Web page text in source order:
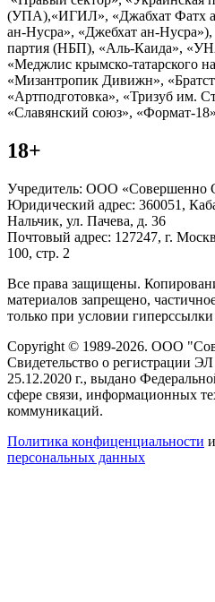
(УПА),«ИГИЛ», «Джабхат Фатх
ан-Нусра», «Джебхат ан-
партия (НБП), «Аль-Каида»,
«Меджлис крымско-татарского
«Мизантропик Дивижн»,
«Артподготовка», «Тризуб им.
«Славянский союз», «Формат-
18+
Учредитель: ООО «Совершенно
Юридический адрес: 360051,
Нальчик, ул. Пачева, д. 36
Почтовый адрес: 127247, г.
100, стр. 2
Все права защищены.
материалов запрещено,
только при условии гиперссылки
Copyright © 1989-2026. ООО
Свидетельство о регистрации
25.12.2020 г., выдано
сфере связи, информационных
коммуникаций.
Политика конфиценциальности и
персональных данных